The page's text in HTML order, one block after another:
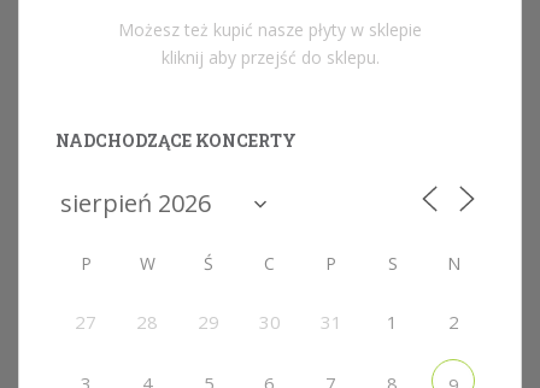
Możesz też kupić nasze płyty w sklepie
kliknij aby przejść do sklepu.
NADCHODZĄCE KONCERTY
P W Ś C P S N
27 28 29 30 31 1 2